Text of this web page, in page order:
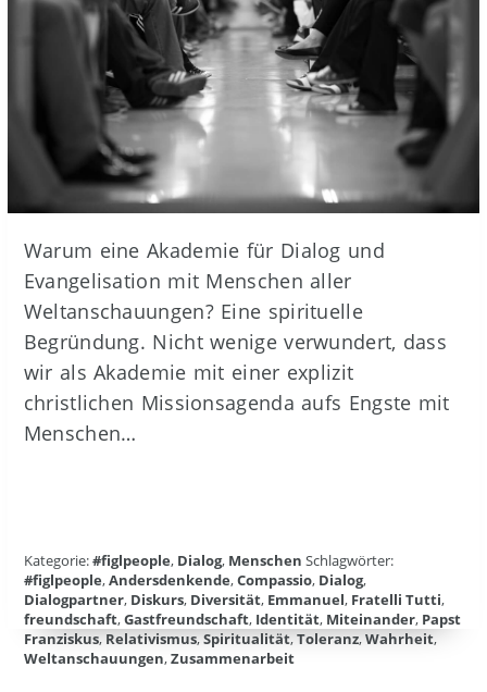
Warum eine Akademie für Dialog und
Evangelisation mit Menschen aller
Weltanschauungen? Eine spirituelle
Begründung. Nicht wenige verwundert, dass
wir als Akademie mit einer explizit
christlichen Missionsagenda aufs Engste mit
Menschen…
Kategorie:#figlpeople, Dialog, Menschen Schlagwörter:
#figlpeople,Andersdenkende,Compassio, Dialog,
Dialogpartner, Diskurs, Diversität, Emmanuel, Fratelli Tutti,
freundschaft,Gastfreundschaft, Identität, Miteinander, Papst
Franziskus,Relativismus,Spiritualität,Toleranz,Wahrheit,
Weltanschauungen,Zusammenarbeit